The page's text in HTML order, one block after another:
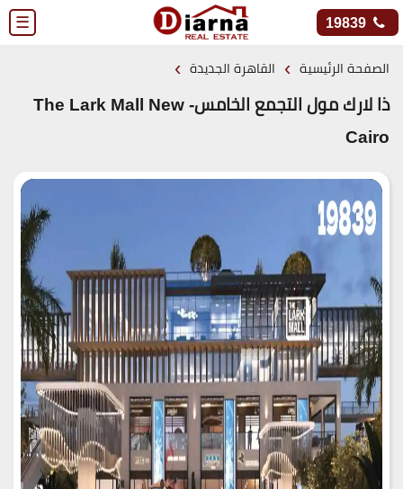
☰ 19839
الصفحة الرئيسية › القاهرة الجديدة ›
ذا لارك مول التجمع الخامس- The Lark Mall New
Cairo